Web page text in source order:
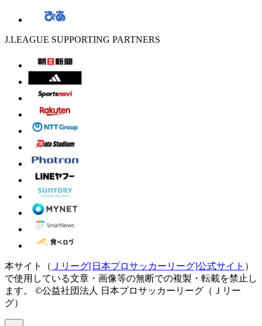
J.LEAGUE SUPPORTING PARTNERS
本サイト（ Ｊリーグ[日本プロサッカーリーグ]公式サイト ）
で使用している文章・画像等の無断での複製・転載を禁止し
ます。
©公益社団法人 日本プロサッカーリーグ（Ｊリー
グ）